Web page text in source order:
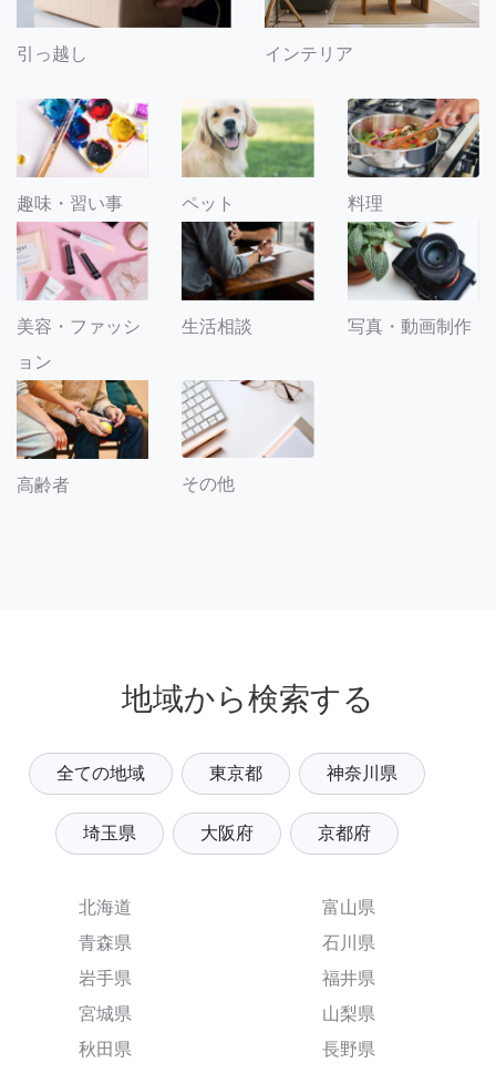
引っ越し インテリア
趣味・習い事 ペット 料理
美容・ファッシ
ョン
生活相談 写真・動画制作
高齢者 その他
地域から検索する
全ての地域 東京都 神奈川県
埼玉県 大阪府 京都府
北海道
青森県
岩手県
宮城県
秋田県
富山県
石川県
福井県
山梨県
長野県